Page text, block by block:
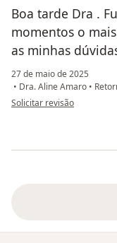
Boa tarde Dra .
momentos o
as minhas
27 de maio de 2025
• Dra. Aline Amaro •
na opinião do utilizador
Solicitar revisão